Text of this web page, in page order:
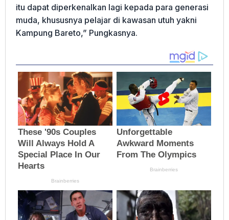
itu dapat diperkenalkan lagi kepada para generasi
muda, khususnya pelajar di kawasan utuh yakni
Kampung Bareto,” Pungkasnya.